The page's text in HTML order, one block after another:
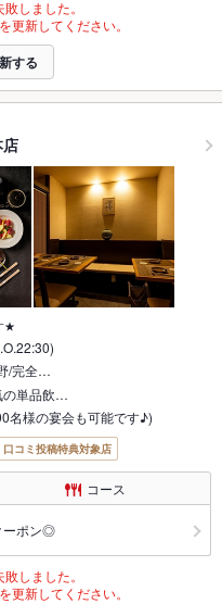
しました。
更新してください。
する
★
/完全…
の単品飲…
名様の宴会も可能です♪)
口コミ投稿特典対象店
コース
ーポン◎
しました。
更新してください。